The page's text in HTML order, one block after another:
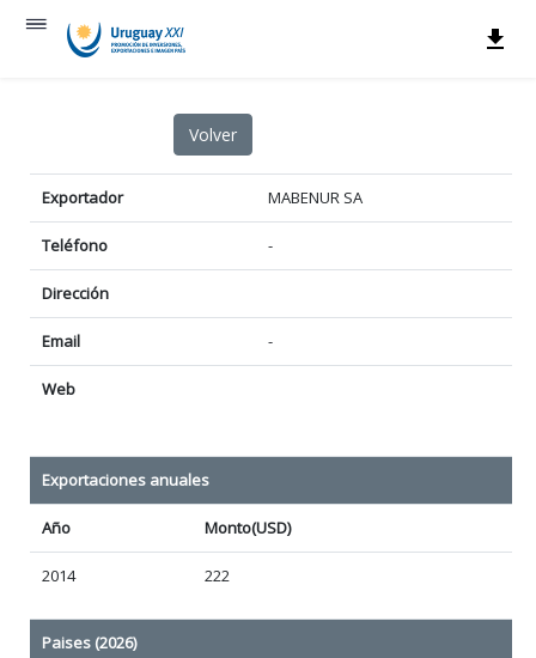
Exportador MABENUR SA
Teléfono -
Dirección
Email -
Web
Exportaciones anuales
Año Monto(USD)
2014 222
Paises (2026)